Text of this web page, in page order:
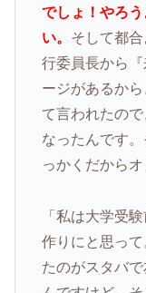
でしょ！やろ
い。 そして都合
行委員長から
ージがあるか
て言われたの
なったんです
っかくだから
「私は大学受
作りにと思っ
たのがスタバ